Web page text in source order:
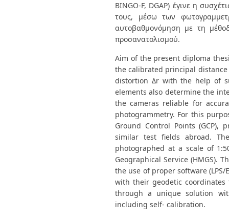
BINGO-F, DGAP) έγινε η
τους, μέσω των
αυτοβαθμονόμηση με τη
προσανατολισμού.
Aim of the present diploma
the calibrated principal
distortion Δr with the help of
elements also determine the
the cameras reliable for
photogrammetry. For this
Ground Control Points
similar test fields abroad.
photographed at a scale of
Geographical Service (HMGS).
the use of proper software (LPS/
with their geodetic
through a unique solution
including self- calibration.